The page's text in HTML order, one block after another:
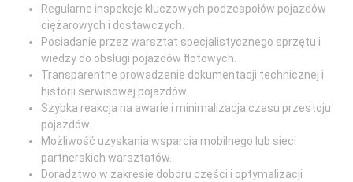
Regularne inspekcje kluczowych podzespołów pojazdów
ciężarowych i dostawczych.
Posiadanie przez warsztat specjalistycznego sprzętu i
wiedzy do obsługi pojazdów flotowych.
Transparentne prowadzenie dokumentacji technicznej i
historii serwisowej pojazdów.
Szybka reakcja na awarie i minimalizacja czasu przestoju
pojazdów.
Możliwość uzyskania wsparcia mobilnego lub sieci
partnerskich warsztatów.
Doradztwo w zakresie doboru części i optymalizacji